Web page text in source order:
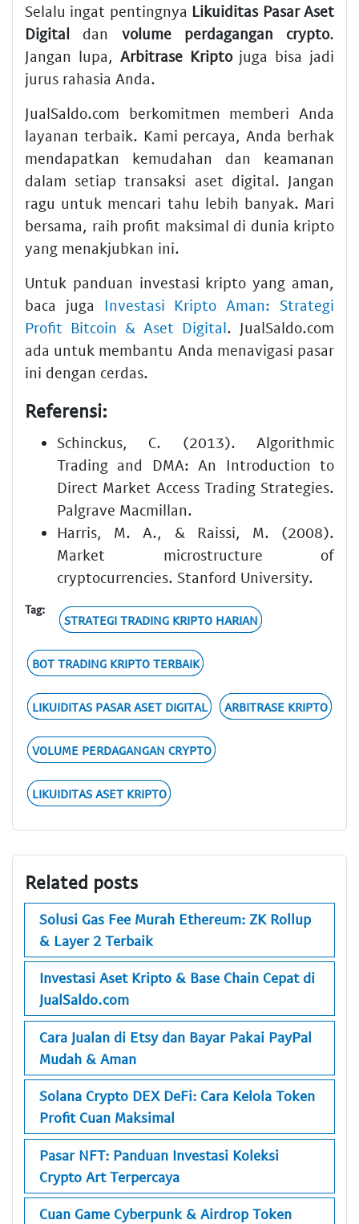
Selalu ingat pentingnya Likuiditas Pasar Aset
Digital dan volume perdagangan crypto.
Jangan lupa, Arbitrase Kriptojuga bisa jadi
jurus rahasia Anda.
JualSaldo.com berkomitmen memberi Anda
layanan terbaik. Kami percaya, Anda berhak
mendapatkan kemudahan dan keamanan
dalam setiap transaksi aset digital. Jangan
ragu untuk mencari tahu lebih banyak. Mari
bersama, raih profit maksimal di dunia kripto
yang menakjubkan ini.
Untuk panduan investasi kripto yang aman,
baca juga Investasi Kripto Aman: Strategi
Profit Bitcoin & Aset Digital. JualSaldo.com
ada untuk membantu Anda menavigasi pasar
ini dengan cerdas.
Referensi:
Schinckus, C. (2013). Algorithmic
Trading and DMA: An Introduction to
Direct Market Access Trading Strategies.
Palgrave Macmillan.
Harris, M. A., & Raissi, M. (2008).
Market microstructure of
cryptocurrencies. Stanford University.
Tag:
STRATEGI TRADING KRIPTO HARIAN
BOT TRADING KRIPTO TERBAIK
LIKUIDITAS PASAR ASET DIGITAL ARBITRASE KRIPTO
VOLUME PERDAGANGAN CRYPTO
LIKUIDITAS ASET KRIPTO
Related posts
Solusi Gas Fee Murah Ethereum: ZK Rollup
& Layer 2 Terbaik
Investasi Aset Kripto & Base Chain Cepat di
JualSaldo.com
Cara Jualan di Etsy dan Bayar Pakai PayPal
Mudah & Aman
Solana Crypto DEX DeFi: Cara Kelola Token
Profit Cuan Maksimal
Pasar NFT: Panduan Investasi Koleksi
Crypto Art Terpercaya
Cuan Game Cyberpunk & Airdrop Token